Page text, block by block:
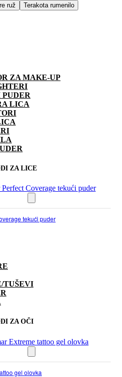
ruž Terakota rumenilo
ZA MAKE-UP
LICA
ZA LICE
tekući puder
TUŠEVI
ZA OČI
gel olovka